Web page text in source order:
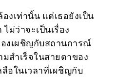
เท่านั้น แต่เธอยังเป็น
ม่ว่าจะเป็นเรื่อง
งเผชิญกับสถานการณ์
สำเร็จในสายตาของ
อในเวลาที่เผชิญกับ